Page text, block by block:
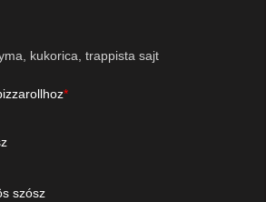
kukorica, trappista sajt
*
szósz